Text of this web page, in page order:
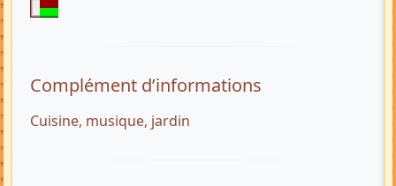
Complément d’informations
Cuisine, musique, jardin